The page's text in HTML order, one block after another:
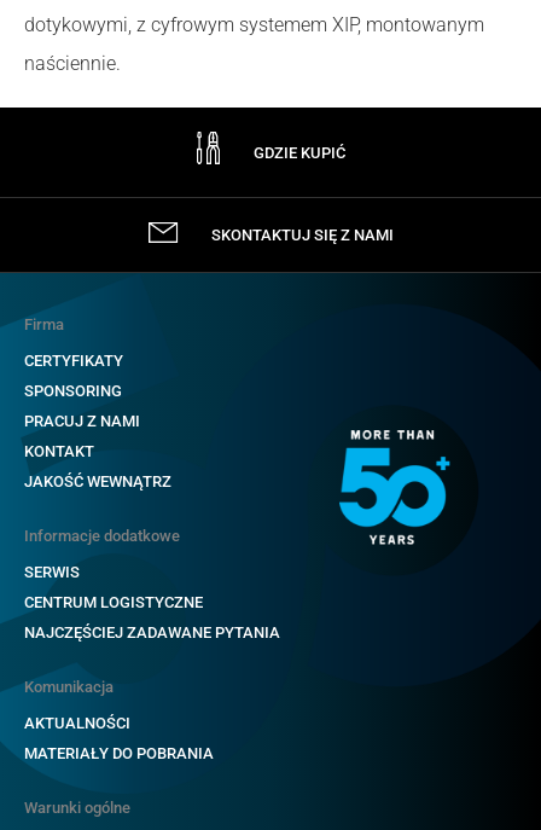
dotykowymi, z cyfrowym systemem XIP, montowanym
naściennie.
GDZIE KUPIĆ
SKONTAKTUJ SIĘ Z NAMI
Firma
CERTYFIKATY
SPONSORING
PRACUJ Z NAMI
KONTAKT
JAKOŚĆ WEWNĄTRZ
Informacje dodatkowe
SERWIS
CENTRUM LOGISTYCZNE
NAJCZĘŚCIEJ ZADAWANE PYTANIA
Komunikacja
AKTUALNOŚCI
MATERIAŁY DO POBRANIA
Warunki ogólne